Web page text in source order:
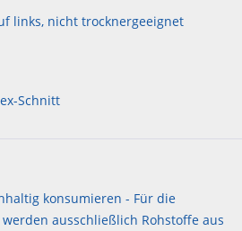
links, nicht trocknergeeignet
Schnitt
konsumieren - Für die
ausschließlich Rohstoffe aus